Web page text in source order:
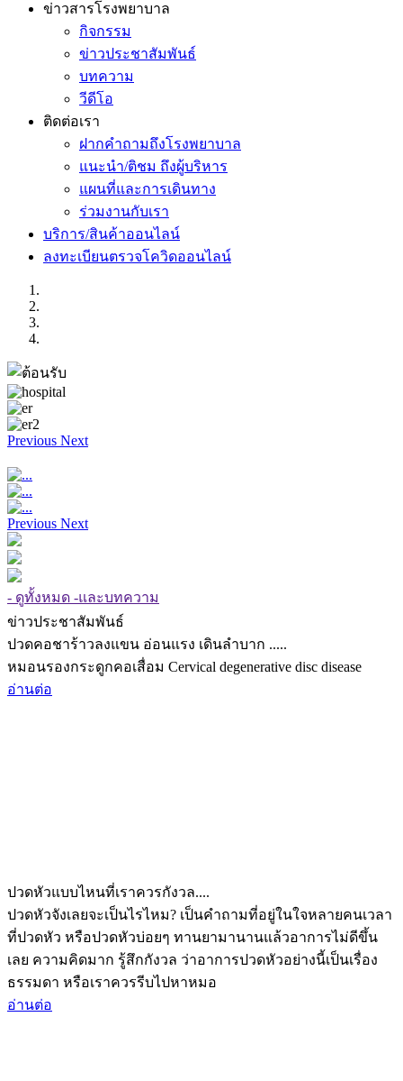
ข่าวสารโรงพยาบาล
กิจกรรม
ข่าวประชาสัมพันธ์
บทความ
วีดีโอ
ติดต่อเรา
ฝากคำถามถึงโรงพยาบาล
แนะนำ/ติชม ถึงผู้บริหาร
แผนที่และการเดินทาง
ร่วมงานกับเรา
บริการ/สินค้าออนไลน์
ลงทะเบียนตรวจโควิดออนไลน์
Previous Next
Previous Next
- ดูทั้งหมด -และบทความ
ข่าวประชาสัมพันธ์
ปวดคอชาร้าวลงแขน อ่อนแรง เดินลำบาก .....
หมอนรองกระดูกคอเสื่อม Cervical degenerative disc disease
อ่านต่อ
ปวดหัวแบบไหนที่เราควรกังวล....
ปวดหัวจังเลยจะเป็นไรไหม? เป็นคำถามที่อยู่ในใจหลายคนเวลา
ที่ปวดหัว หรือปวดหัวบ่อยๆ ทานยามานานแล้วอาการไม่ดีขึ้น
เลย ความคิดมาก รู้สึกกังวล ว่าอาการปวดหัวอย่างนี้เป็นเรื่อง
ธรรมดา หรือเราควรรีบไปหาหมอ
อ่านต่อ